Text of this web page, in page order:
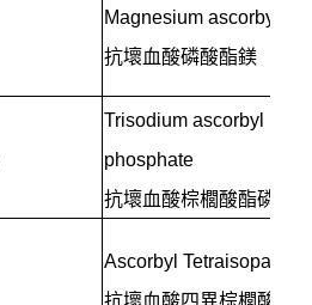
Magnesium ascorbyl
抗壞血酸磷酸酯鎂
Trisodium ascorbyl
phosphate
抗壞血酸棕櫚酸酯磷酸
Ascorbyl